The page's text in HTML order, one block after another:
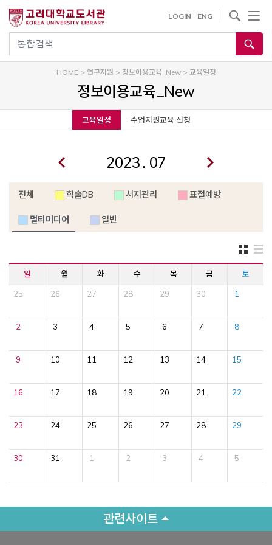
건
기
통합검색
LOGIN ENG
사이트내 검색
HOME> 연구지원 > 정보이용교육_New> 교육일정
정보이용교육_New
교육일정 수업지원교육 신청
.
전체 학술DB 서지관리 표절예방
멀티미디어 일반
일 월 화 수 목 금 토
25 26 27 28 29 30 1
2 3 4 5 6 7 8
9 10 11 12 13 14 15
16 17 18 19 20 21 22
23 24 25 26 27 28 29
30 31 1 2 3 4 5
관련사이트